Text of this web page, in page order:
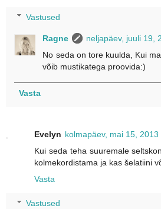
Vastused
Ragne
neljapäev, juuli 19,
No seda on tore kuulda, Kui
võib mustikatega proovida:)
Vasta
Evelyn kolmapäev, mai 15, 2013
Kui seda teha suuremale
kolmekordistama ja kas šelatiini
Vasta
Vastused